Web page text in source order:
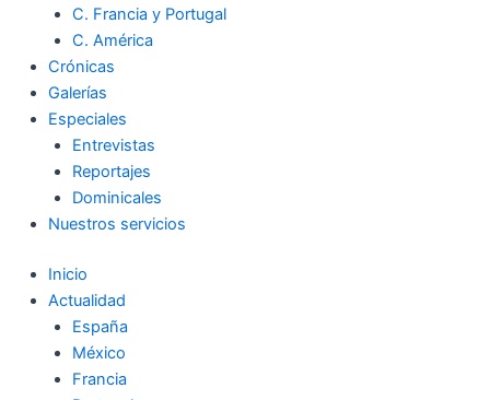
C. Francia y Portugal
C. América
Crónicas
Galerías
Especiales
Entrevistas
Reportajes
Dominicales
Nuestros servicios
Inicio
Actualidad
España
México
Francia